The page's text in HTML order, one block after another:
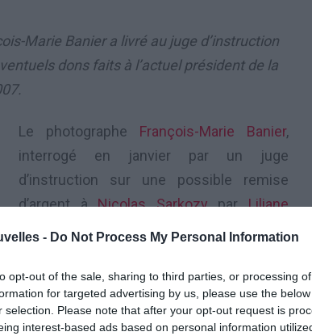
- Do Not Process My Personal Information
opt-out of the sale, sharing to third parties, or processing
for targeted advertising by us, please use the
selection. Please note that after your opt-out request is
interest-based ads based on personal information
Marie Banier a livré au juge d’instruction
dons faits à l’actuel président de la
Le photographe François-Marie Banier,
interrogé en janvier par un juge
d’instruction sur une possible remise
d’argent àNicolas SarkozyparLiliane
Bettencourt entre les deux tours de la
ses écrits en ce sens, rapporteLe Monde.
Ce dernier a été mis en examen le 14
décembre pour «abus de faiblesse, abus